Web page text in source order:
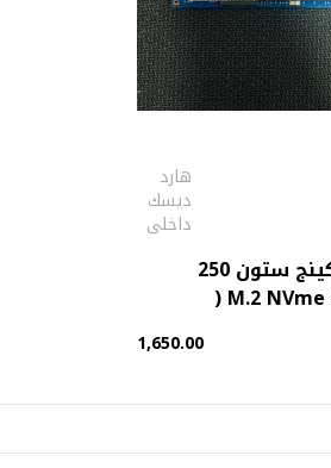
هارد
ديسك
داخلى
هارد درايف كينج ستون 250
جيجابايت M.2 NVme SSD (
1,650.00